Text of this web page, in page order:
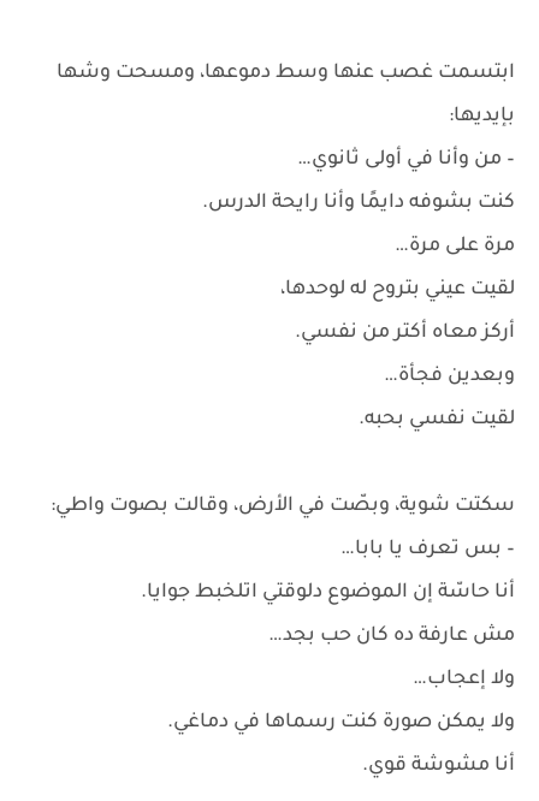
ابتسمت غصب عنها وسط دموعها، ومسحت وشها
بإيديها:
– من وأنا في أولى ثانوي…
كنت بشوفه دايمًا وأنا رايحة الدرس.
مرة على مرة…
لقيت عيني بتروح له لوحدها،
أركز معاه أكتر من نفسي.
وبعدين فجأة…
لقيت نفسي بحبه.
سكتت شوية، وبصّت في الأرض، وقالت بصوت واطي:
– بس تعرف يا بابا…
أنا حاسّة إن الموضوع دلوقتي اتلخبط جوايا.
مش عارفة ده كان حب بجد…
ولا إعجاب…
ولا يمكن صورة كنت رسماها في دماغي.
أنا مشوشة قوي.